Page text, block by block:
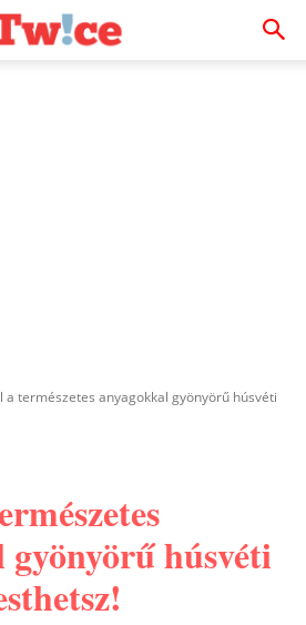
a természetes anyagokkal gyönyörű húsvéti
húsvéti